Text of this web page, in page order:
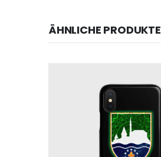
ÄHNLICHE PRODUKTE